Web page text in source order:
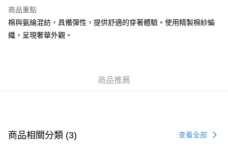
每筆HK$50.00，滿HK$499.00或以上免運費
付款後順豐合作便利店
每筆HK$50.00，滿HK$499.00或以上免運費
商品重點
棉與氨綸混紡，具備彈性，提供舒適的穿著體驗。使用精製棉紗編
織，呈現奢華外觀。
商品推薦
商品相關分類 (3) 查看全部